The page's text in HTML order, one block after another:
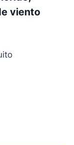
viento